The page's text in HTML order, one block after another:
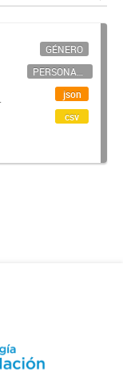
GÉNERO
PERSONAL CIENTÍFICO-TECNOLÓGICO
json
csv